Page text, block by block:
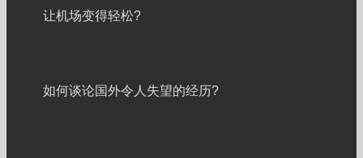
让机场变得轻松?
如何谈论国外令人失望的经历?